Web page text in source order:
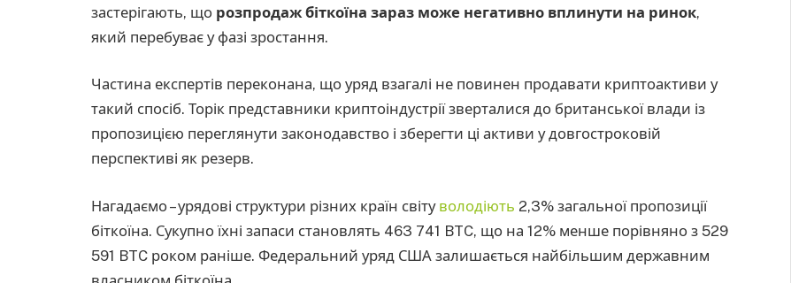
застерігають, що розпродаж біткоїна зараз може негативно вплинути на ринок,
який перебуває у фазі зростання.
Частина експертів переконана, що уряд взагалі не повинен продавати криптоактиви у
такий спосіб. Торік представники криптоіндустрії зверталися до британської влади із
пропозицією переглянути законодавство і зберегти ці активи у довгостроковій
перспективі як резерв.
Нагадаємо – урядові структури різних країн світу володіють 2,3% загальної пропозиції
біткоїна. Сукупно їхні запаси становлять 463 741 BTC, що на 12% менше порівняно з 529
591 BTC роком раніше. Федеральний уряд США залишається найбільшим державним